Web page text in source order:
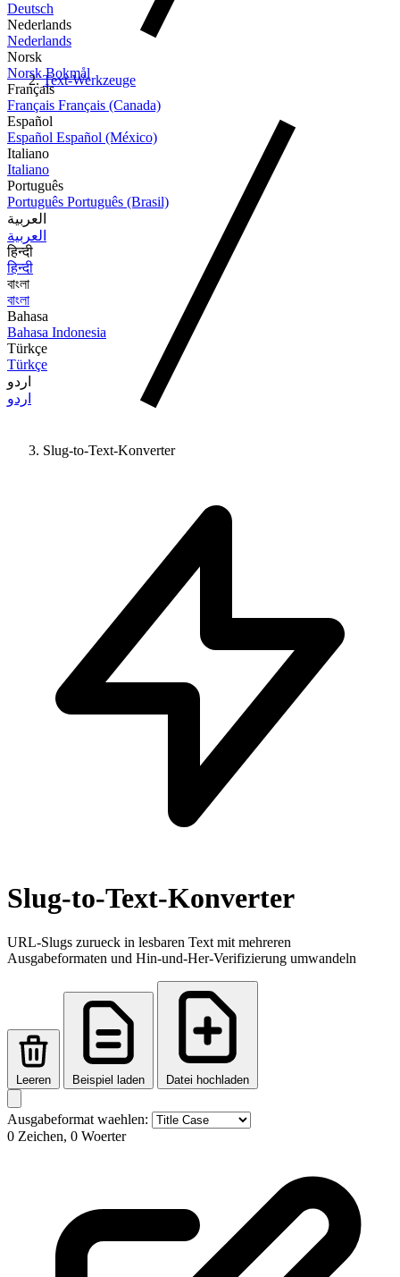
Deutsch
Nederlands
Nederlands
Norsk
Norsk Bokmål
Français
Français Français (Canada)
Español
Español Español (México)
Italiano
Italiano
Português
Português Português (Brasil)
العربية
العربية
हिन्दी
हिन्दी
বাংলা
বাংলা
Bahasa
Bahasa Indonesia
Türkçe
Türkçe
اردو
اردو
Text-Werkzeuge
Slug-to-Text-Konverter
Slug-to-Text-Konverter
URL-Slugs zurueck in lesbaren Text mit mehreren
Ausgabeformaten und Hin-und-Her-Verifizierung umwandeln
Leeren Beispiel laden Datei hochladen
Ausgabeformat waehlen:
0 Zeichen, 0 Woerter